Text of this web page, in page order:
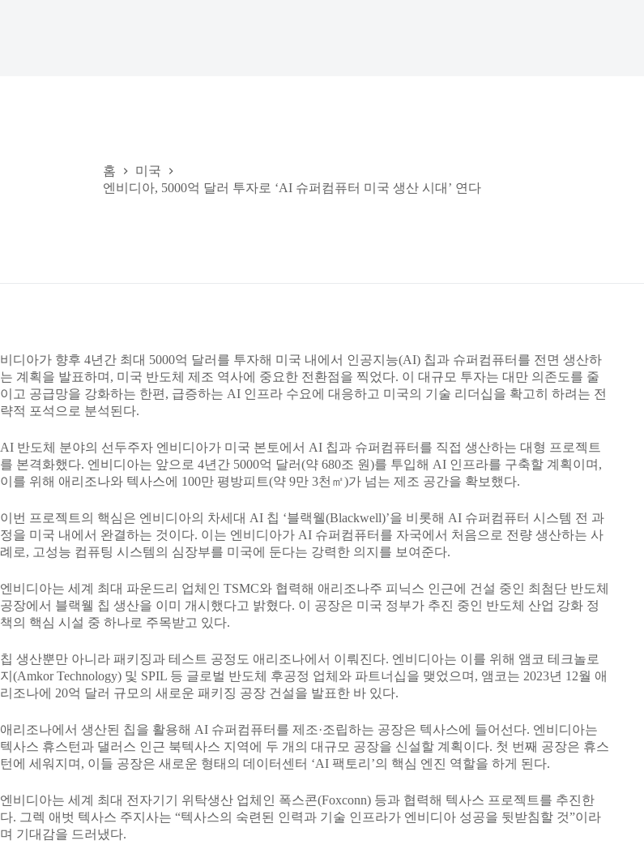
홈
미국
엔비디아, 5000억 달러 투자로 ‘AI 슈퍼컴퓨터 미국 생산 시대’ 연다
비디아가 향후 4년간 최대 5000억 달러를 투자해 미국 내에서 인공지능(AI) 칩과 슈퍼컴퓨터를 전면 생산하
는 계획을 발표하며, 미국 반도체 제조 역사에 중요한 전환점을 찍었다. 이 대규모 투자는 대만 의존도를 줄
이고 공급망을 강화하는 한편, 급증하는 AI 인프라 수요에 대응하고 미국의 기술 리더십을 확고히 하려는 전
략적 포석으로 분석된다.
AI 반도체 분야의 선두주자 엔비디아가 미국 본토에서 AI 칩과 슈퍼컴퓨터를 직접 생산하는 대형 프로젝트
를 본격화했다. 엔비디아는 앞으로 4년간 5000억 달러(약 680조 원)를 투입해 AI 인프라를 구축할 계획이며,
이를 위해 애리조나와 텍사스에 100만 평방피트(약 9만 3천㎡)가 넘는 제조 공간을 확보했다.
이번 프로젝트의 핵심은 엔비디아의 차세대 AI 칩 ‘블랙웰(Blackwell)’을 비롯해 AI 슈퍼컴퓨터 시스템 전 과
정을 미국 내에서 완결하는 것이다. 이는 엔비디아가 AI 슈퍼컴퓨터를 자국에서 처음으로 전량 생산하는 사
례로, 고성능 컴퓨팅 시스템의 심장부를 미국에 둔다는 강력한 의지를 보여준다.
엔비디아는 세계 최대 파운드리 업체인 TSMC와 협력해 애리조나주 피닉스 인근에 건설 중인 최첨단 반도체
공장에서 블랙웰 칩 생산을 이미 개시했다고 밝혔다. 이 공장은 미국 정부가 추진 중인 반도체 산업 강화 정
책의 핵심 시설 중 하나로 주목받고 있다.
칩 생산뿐만 아니라 패키징과 테스트 공정도 애리조나에서 이뤄진다. 엔비디아는 이를 위해 앰코 테크놀로
지(Amkor Technology) 및 SPIL 등 글로벌 반도체 후공정 업체와 파트너십을 맺었으며, 앰코는 2023년 12월 애
리조나에 20억 달러 규모의 새로운 패키징 공장 건설을 발표한 바 있다.
애리조나에서 생산된 칩을 활용해 AI 슈퍼컴퓨터를 제조·조립하는 공장은 텍사스에 들어선다. 엔비디아는
텍사스 휴스턴과 댈러스 인근 북텍사스 지역에 두 개의 대규모 공장을 신설할 계획이다. 첫 번째 공장은 휴스
턴에 세워지며, 이들 공장은 새로운 형태의 데이터센터 ‘AI 팩토리’의 핵심 엔진 역할을 하게 된다.
엔비디아는 세계 최대 전자기기 위탁생산 업체인 폭스콘(Foxconn) 등과 협력해 텍사스 프로젝트를 추진한
다. 그렉 애벗 텍사스 주지사는 “텍사스의 숙련된 인력과 기술 인프라가 엔비디아 성공을 뒷받침할 것”이라
며 기대감을 드러냈다.